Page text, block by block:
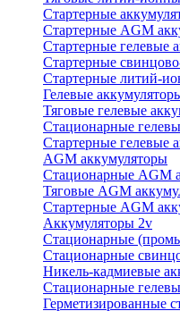
Стартерные
Стартерные AGM
Стартерные гелевые
Стартерные
Стартерные литий-
Гелевые
Тяговые гелевые
Стационарные
Стартерные гелевые
AGM аккумуляторы
Стационарные AGM
Тяговые AGM
Стартерные AGM
Аккумуляторы 2v
Стационарные
Стационарные
Никель-кадмиевые
Стационарные
Герметизированные